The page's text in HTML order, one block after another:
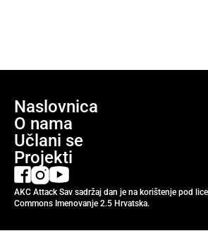
Naslovnica
O nama
Učlani se
Projekti
AKC Attack Sav sadržaj dan je na korištenje pod
Commons Imenovanje 2.5 Hrvatska.